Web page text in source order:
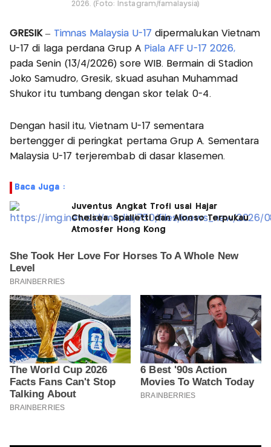
2026. (Foto: Instagram/famalaysia)
GRESIK– Timnas Malaysia U-17 dipermalukan Vietnam
U-17 di laga perdana Grup APiala AFF U-17 2026,
pada Senin (13/4/2026) sore WIB. Bermain di Stadion
Joko Samudro, Gresik, skuad asuhan Muhammad
Shukor itu tumbang dengan skor telak 0-4.
Dengan hasil itu, Vietnam U-17 sementara
bertengger di peringkat pertama Grup A. Sementara
Malaysia U-17 terjerembab di dasar klasemen.
Baca Juga :
Juventus Angkat Trofi usai Hajar
Chelsea, Spalletti dan Alonso Terpukau
Atmosfer Hong Kong